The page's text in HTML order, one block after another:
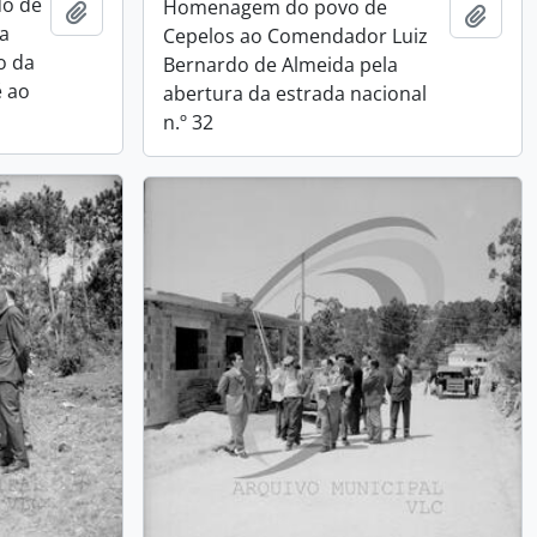
da
ao
Add to clipboardHomenagem do povo de
Cepelos ao Comendador Luiz
Bernardo de Almeida pela
abertura da estrada nacional
n.º 32
Add